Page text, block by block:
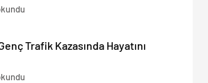
Trafik Kazasında Hayatını